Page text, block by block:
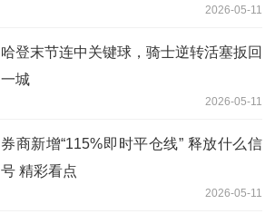
2026-05-11
哈登末节连中关键球，骑士逆转活塞扳回
一城
2026-05-11
券商新增“115%即时平仓线” 释放什么信
号 精彩看点
2026-05-11